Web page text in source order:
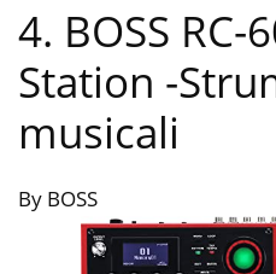
4. BOSS RC-
Station -
musicali
By BOSS